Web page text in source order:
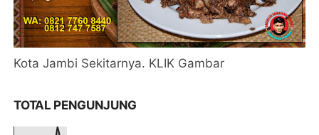
Kota Jambi Sekitarnya. KLIK Gambar
TOTAL PENGUNJUNG